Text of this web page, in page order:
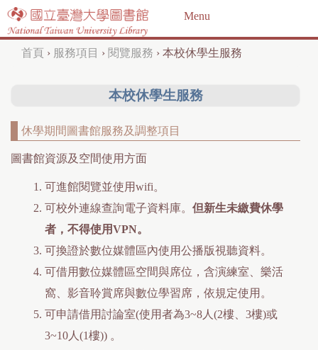
Jump to navigation
Menu
裡
首頁 › 服務項目 › 閱覽服務 › 本校休學生服務
本校休學生服務
休學期間圖書館服務及調整項目
圖書館資源及空間使用方面
可進館閱覽並使用wifi。
可校外連線查詢電子資料庫。 但新生未繳費休學
者，不得使用VPN。
可換證於數位媒體區內使用公播版視聽資料。
可借用數位媒體區空間與席位，含演練室、樂活
窩、影音聆賞席與數位學習席，依規定使用。
可申請借用討論室(使用者為3~8人(2樓、3樓)或
3~10人(1樓)) 。